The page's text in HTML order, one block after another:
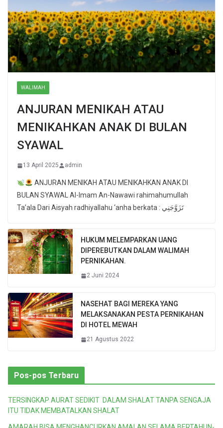
WALIMAH
ANJURAN MENIKAH ATAU
MENIKAHKAN ANAK DI BULAN
SYAWAL
13 April 2025 admin
ANJURAN MENIKAH ATAU MENIKAHKAN ANAK DI
BULAN SYAWAL Al-Imam An-Nawawi rahimahumullah
Ta’ala Dari Aisyah radhiyallahu ‘anha berkata : تَزَوَّجَنِي
HUKUM MELEMPARKAN UANG
DIPEREBUTKAN DALAM WALIMAH
PERNIKAHAN.
2 Juni 2024
NASEHAT BAGI MEREKA YANG
MELAKSANAKAN PESTA PERNIKAHAN
DI HOTEL MEWAH
21 Agustus 2022
Pos-pos Terbaru
TERSINGKAP AURAT SEDIKIT DALAM SHALAT TANPA SENGAJA
ITU TIDAK MEMBATALKAN SHALAT